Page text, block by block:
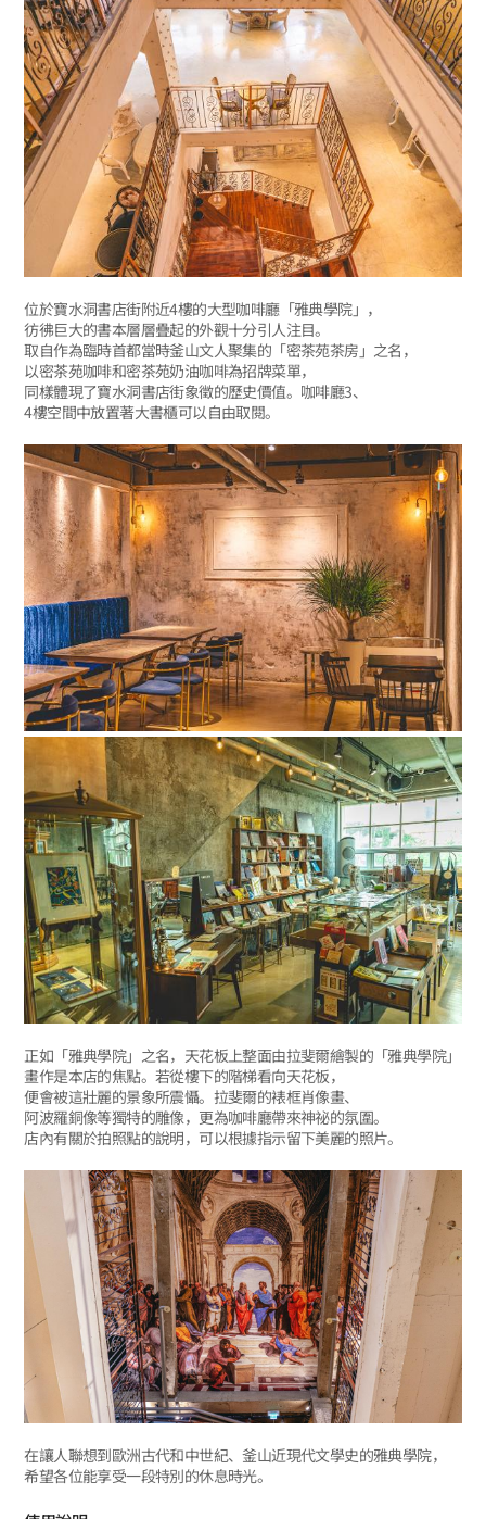
位於寶水洞書店街附近4樓的大型咖啡廳「雅典學院」，
彷彿巨大的書本層層疊起的外觀十分引人注目。
取自作為臨時首都當時釜山文人聚集的「密茶苑茶房」之名，
以密茶苑咖啡和密茶苑奶油咖啡為招牌菜單，
同樣體現了寶水洞書店街象徵的歷史價值。咖啡廳3、
4樓空間中放置著大書櫃可以自由取閱。
正如「雅典學院」之名，天花板上整面由拉斐爾繪製的「雅典學院」
畫作是本店的焦點。若從樓下的階梯看向天花板，
便會被這壯麗的景象所震懾。拉斐爾的裱框肖像畫、
阿波羅銅像等獨特的雕像，更為咖啡廳帶來神祕的氛圍。
店內有關於拍照點的說明，可以根據指示留下美麗的照片。
在讓人聯想到歐洲古代和中世紀、釜山近現代文學史的雅典學院，
希望各位能享受一段特別的休息時光。